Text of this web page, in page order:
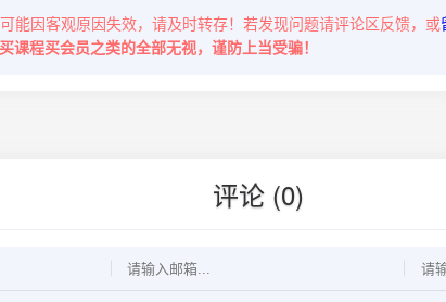
能因客观原因失效，请及时转存！若发现问题请评论区反馈，或
课程买会员之类的全部无视，谨防上当受骗！
评论 (0)